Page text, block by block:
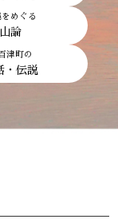
めぐる
山論
津町の
・伝説